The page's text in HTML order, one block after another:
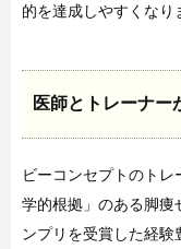
的を達成しやすくなり
医師とトレーナー
ビーコンセプトのト
学的根拠」のある脚痩
ンプリを受賞した経